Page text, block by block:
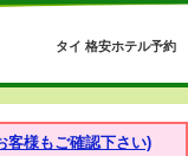
タイ 格安ホテル予約
客様もご確認下さい)